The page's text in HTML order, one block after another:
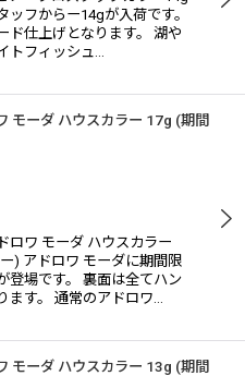
フからー14gが入荷です。
ド仕上げとなります。 湖や
トフィッシュ…
モーダ ハウスカラー 17g (期間
ロワ モーダ ハウスカラー
) アドロワ モーダに期間限
登場です。 裏面は全てハン
ます。 通常のアドロワ…
モーダ ハウスカラー 13g (期間